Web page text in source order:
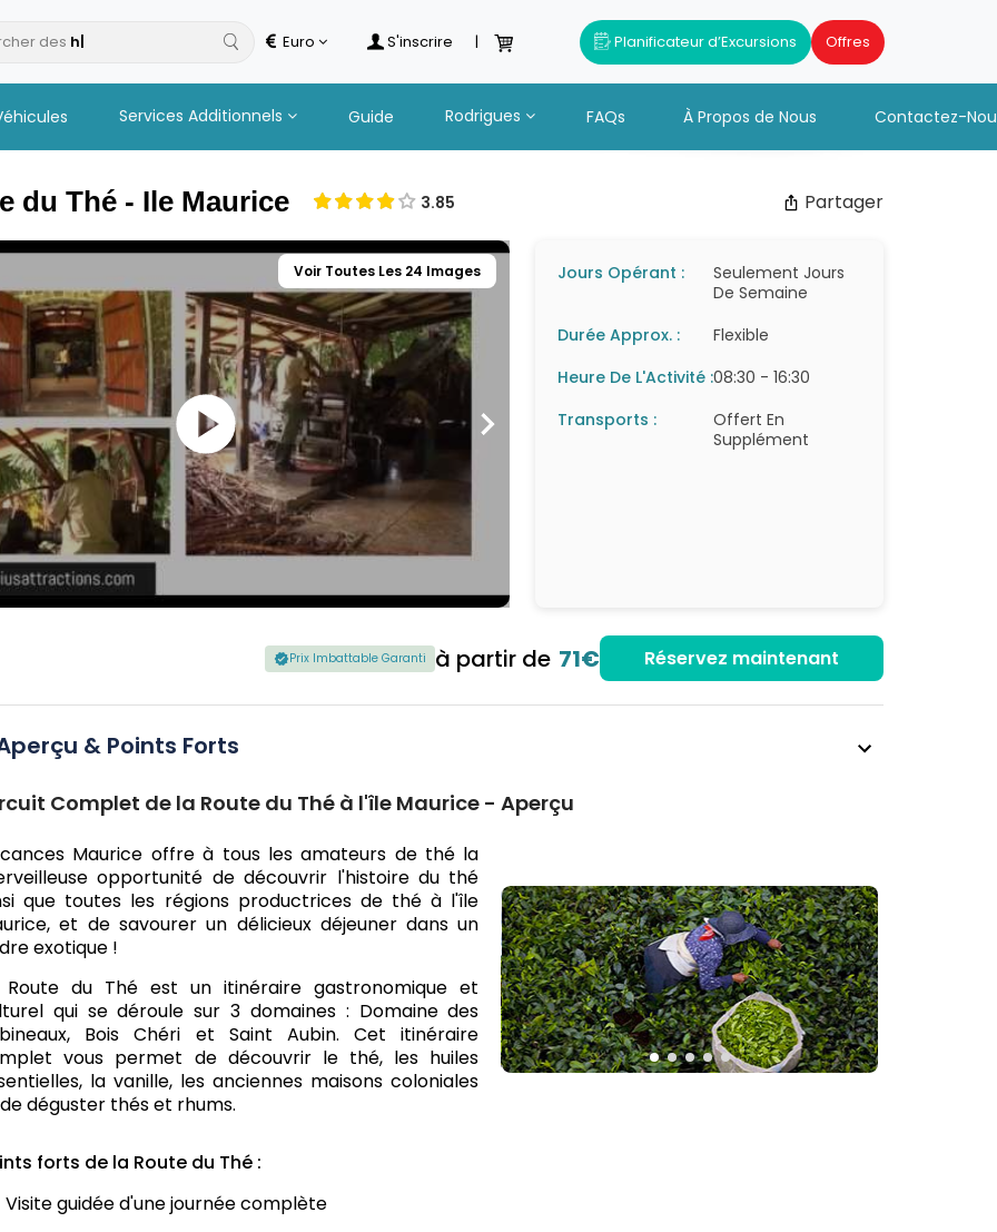
des to Euro S'inscrire | Planificateur d’Excursions Offres
Services Additionnels Guide Rodrigues FAQs À Propos de Nous Contactez-
du Thé - Ile Maurice 3.85 Partager
Voir Toutes Les 24 Images Jours Opérant :
Seulement Jours
De Semaine
Durée Approx. :
Flexible
Heure De L'Activité :08:30 - 16:30
Transports :
Offert En
Supplément
Prix Imbattable Garanti à partir de 71€ Réservez maintenant
& Points Forts
Complet de la Route du Thé à l'île Maurice - Aperçu
Maurice offre à tous les amateurs de thé la
opportunité de découvrir l'histoire du thé
que toutes les régions productrices de thé à l'île
et de savourer un délicieux déjeuner dans un
exotique !
Route du Thé est un itinéraire gastronomique et
qui se déroule sur 3 domaines : Domaine des
Bois Chéri et Saint Aubin. Cet itinéraire
vous permet de découvrir le thé, les huiles
la vanille, les anciennes maisons coloniales
déguster thés et rhums.
forts de la Route du Thé :
Visite guidée d'une journée complète